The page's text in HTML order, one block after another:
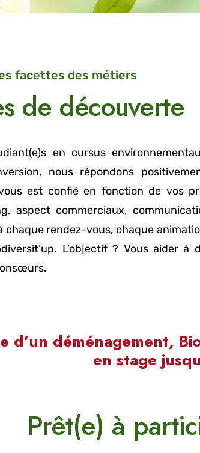
facettes des métiers
de découverte
en cursus
nous répondons
est confié en fonction de vos
aspect commerciaux,
chaque rendez-vous, chaque
L’objectif ? Vous aider à
d’un déménagement,
en stage
Prêt(e) à